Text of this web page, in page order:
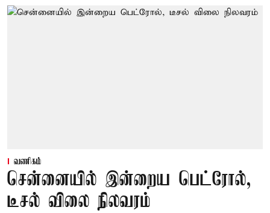
வணிகம்
சென்னையில் இன்றைய பெட்ரோல்,
டீசல் விலை நிலவரம்